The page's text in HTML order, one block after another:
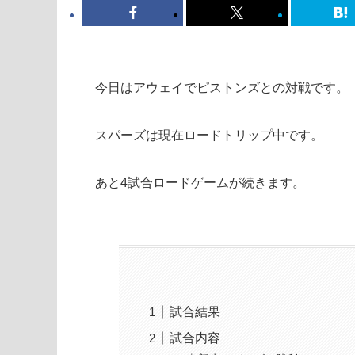
今日はアウェイでピストンズとの対戦です。
スパーズは現在ロードトリップ中です。
あと4試合ロードゲームが続きます。
試合結果
試合内容